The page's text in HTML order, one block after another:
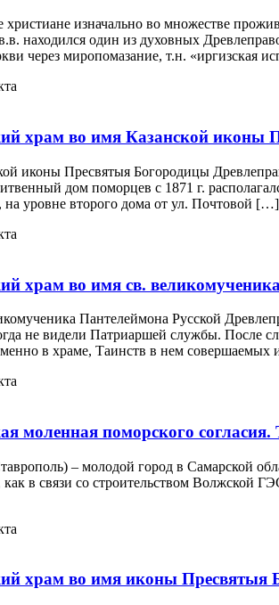
христиане изначально во множестве
находился один из духовных
через миропомазание, т.н. «иргизская
храм во имя Казанской
иконы Пресвятыя Богородицы
дом поморцев с 1871 г.
на уровне второго дома от ул. Почтовой […]
храм во имя св.
Пантелеймона Русской
не видели Патриаршей службы. После
в храме, Таинств в нем
моленная поморского
– молодой город в Самарской
в связи со строительством Волжской
храм во имя иконы